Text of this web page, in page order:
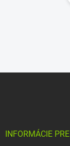
INFORMÁCIE